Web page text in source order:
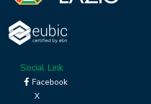
Social Link
Facebook
X